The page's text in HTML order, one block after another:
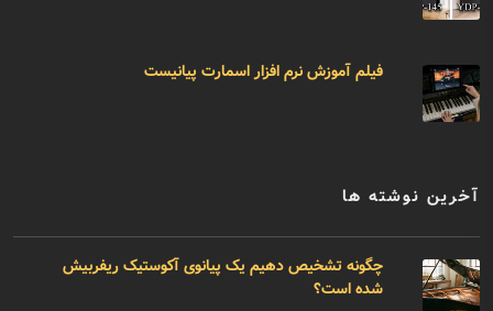
فیلم آموزش نرم افزار اسمارت پیانیست
آخرین نوشته ها
چگونه تشخیص دهیم یک پیانوی آکوستیک ریفربیش
شده است؟